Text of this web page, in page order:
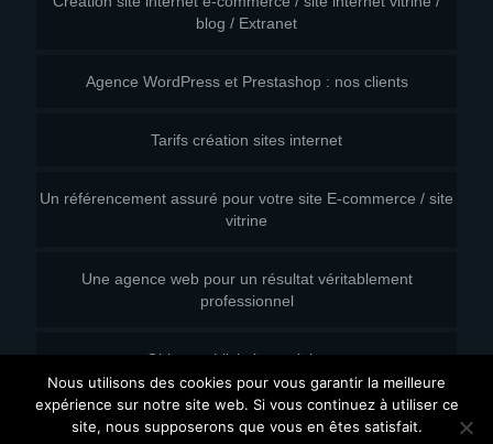
blog / Extranet
Agence WordPress et Prestashop : nos clients
Tarifs création sites internet
Un référencement assuré pour votre site E-commerce / site
vitrine
Une agence web pour un résultat véritablement
professionnel
Objets publicitaires originaux
2015 - Agence wordpress | CVMH | - Tous droits réservés
Nous utilisons des cookies pour vous garantir la meilleure
expérience sur notre site web. Si vous continuez à utiliser ce
site, nous supposerons que vous en êtes satisfait.